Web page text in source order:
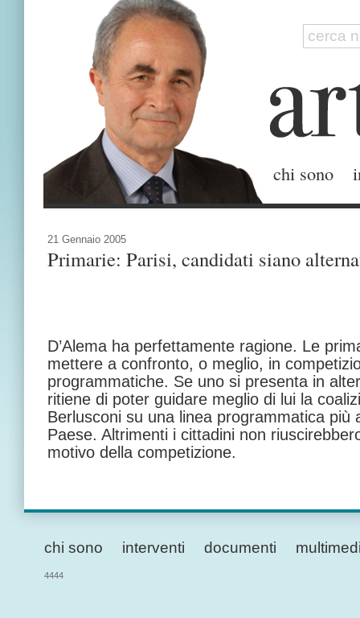
chi sono
21 Gennaio 2005
Primarie: Parisi, candidati siano
D’Alema ha perfettamente ragione. Le
mettere a confronto, o meglio, in
programmatiche. Se uno si presenta in
ritiene di poter guidare meglio di lui la
Berlusconi su una linea programmatica più
Paese. Altrimenti i cittadini non
motivo della competizione.
chi sono interventi documenti
4444